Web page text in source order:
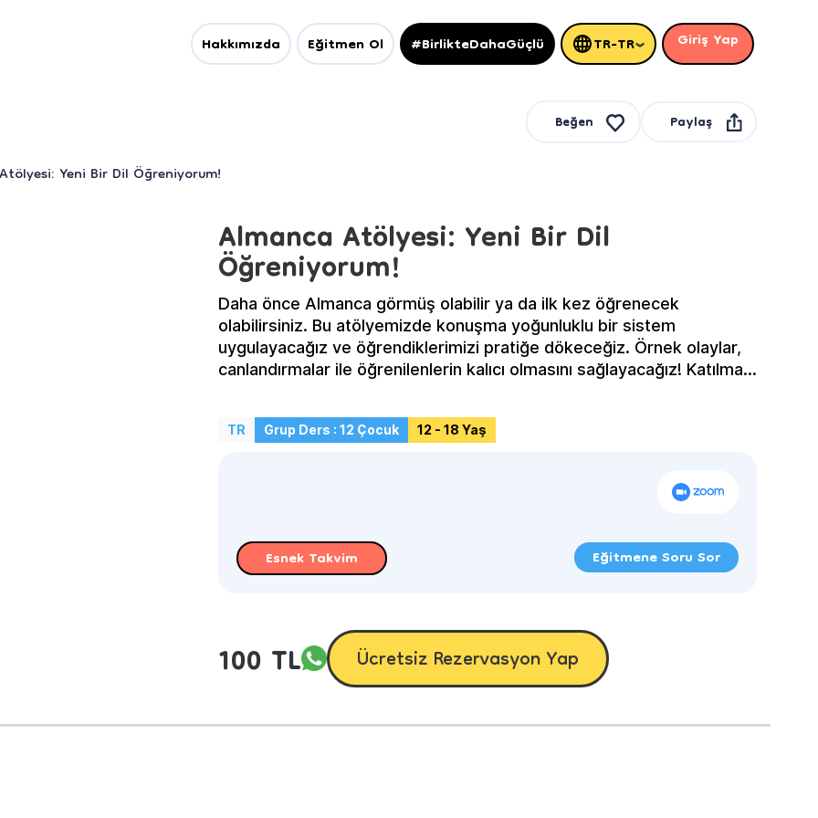
Hakkımızda Eğitmen Ol #BirlikteDahaGüçlü TR-TR Giriş Yap
Beğen Paylaş
Yeni Bir Dil Öğreniyorum!
Almanca Atölyesi: Yeni Bir Dil
Öğreniyorum!
Daha önce Almanca görmüş olabilir ya da ilk kez öğrenecek
olabilirsiniz. Bu atölyemizde konuşma yoğunluklu bir sistem
uygulayacağız ve öğrendiklerimizi pratiğe dökeceğiz. Örnek olaylar,
canlandırmalar ile öğrenilenlerin kalıcı olmasını sağlayacağız! Katılmak
TR Grup Ders : 12 Çocuk 12 - 18 Yaş
Esnek Takvim Eğitmene Soru Sor
100 TL Ücretsiz Rezervasyon Yap